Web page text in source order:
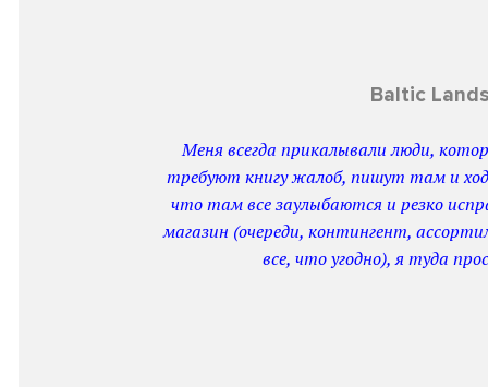
Baltic
Меня всегда прикалывали люди,
требуют книгу жалоб, пишут там и
что там все заулыбаются и резко
магазин (очереди, контингент,
все, что угодно), я туда